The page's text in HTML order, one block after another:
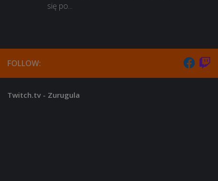
się po...
FOLLOW:
Twitch.tv - Zurugula